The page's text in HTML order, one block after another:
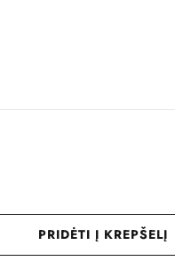
PRIDĖTI Į KREPŠELĮ